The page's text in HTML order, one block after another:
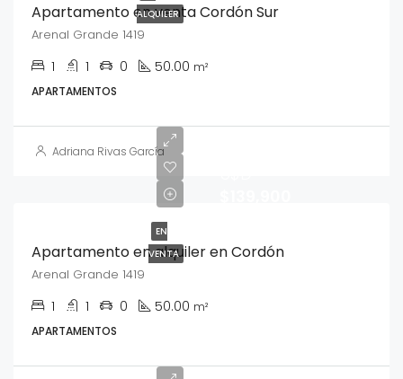
ALQUILER
Apartamento en venta Cordón Sur
Arenal Grande 1419
1 1 0 50.00 m²
APARTAMENTOS
Adriana Rivas García
EN
VENTA
Apartamento en alquiler en Cordón
Arenal Grande 1419
1 1 0 50.00 m²
APARTAMENTOS